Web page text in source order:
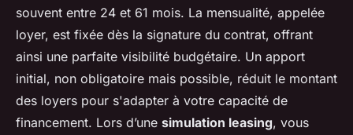
souvent entre 24 et 61 mois. La mensualité, appelée
loyer, est fixée dès la signature du contrat, offrant
ainsi une parfaite visibilité budgétaire. Un apport
initial, non obligatoire mais possible, réduit le montant
des loyers pour s'adapter à votre capacité de
financement. Lors d’une simulation leasing, vous